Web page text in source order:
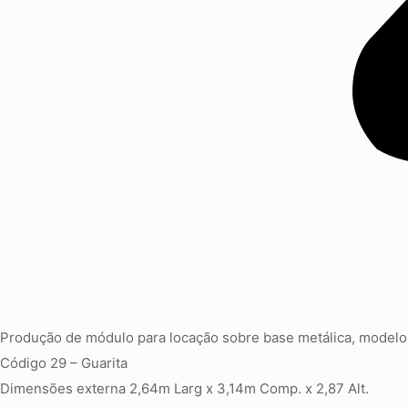
Produção de módulo para locação sobre base metálica,
Código 29 – Guarita
Dimensões externa 2,64m Larg x 3,14m Comp. x 2,87 Alt.